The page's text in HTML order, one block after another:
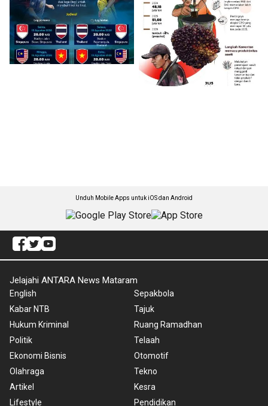
Unduh Mobile Apps untuk iOS dan Android
Jelajahi ANTARA News Mataram
English
Kabar NTB
Hukum Kriminal
Politik
Ekonomi Bisnis
Olahraga
Artikel
Lifestyle
Sepakbola
Tajuk
Ruang Ramadhan
Telaah
Otomotif
Tekno
Kesra
Pendidikan